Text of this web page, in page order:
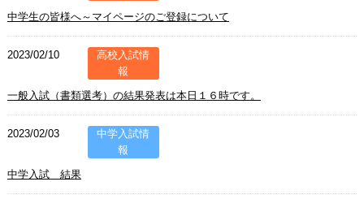
中学生の皆様へ～マイページのご登録について
2023/02/10
高校入試情
報
一般入試（書類選考）の結果発表は本日１６時です。
2023/02/03
中学入試情
報
中学入試 結果